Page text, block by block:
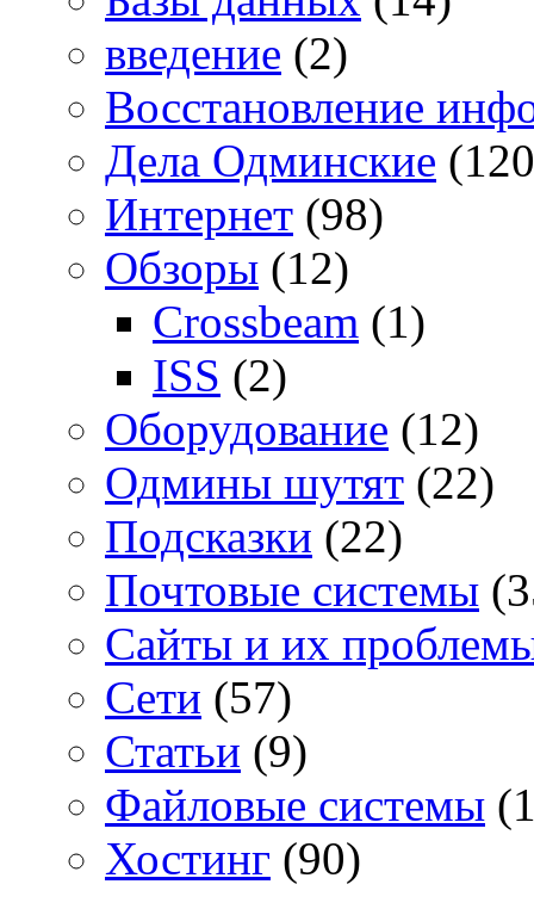
введение (2)
Восстановление
Дела Одминские
Интернет (98)
Обзоры (12)
Crossbeam (1)
ISS (2)
Оборудование (12)
Одмины шутят (22)
Подсказки (22)
Почтовые системы
Сайты и их
Сети (57)
Статьи (9)
Файловые системы
Хостинг (90)